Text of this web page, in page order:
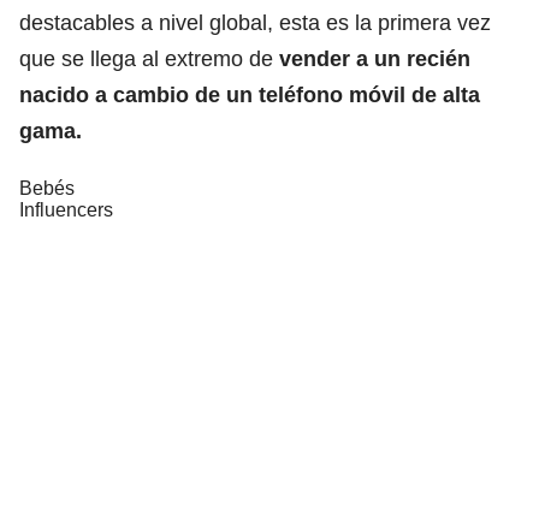
destacables a nivel global, esta es la primera vez
que se llega al extremo de vender a un recién
nacido a cambio de un teléfono móvil de alta
gama.
Bebés
Influencers